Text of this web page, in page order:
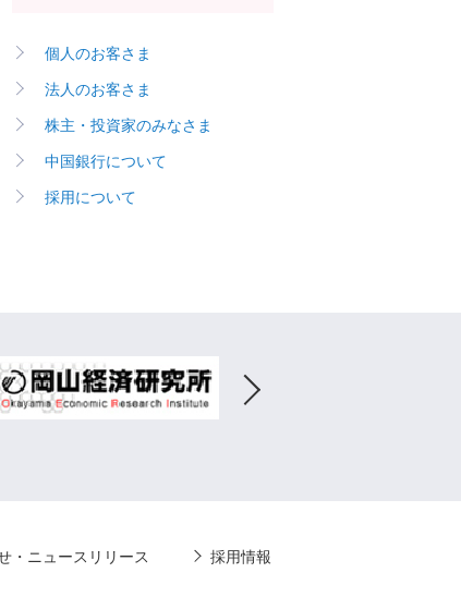
個人のお客さま
法人のお客さま
株主・投資家のみなさま
中国銀行について
採用について
・ニュースリリース 採用情報